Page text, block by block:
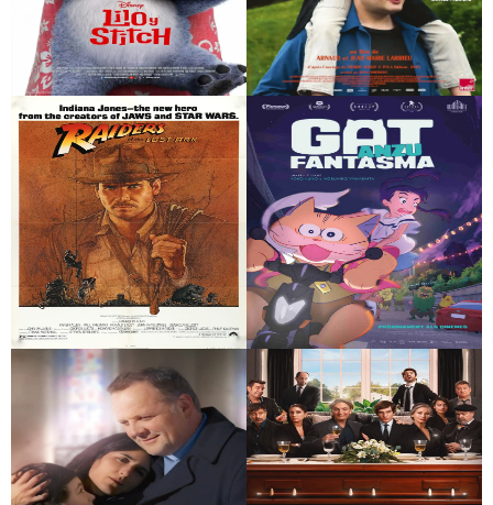
Lilo y Stitch Le roman de Jim
Indiana Jones and
the Raiders of the
Lost Ark
Anzu, gat fantasma